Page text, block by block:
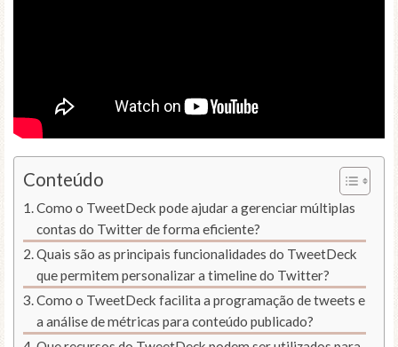
Conteúdo
Como o TweetDeck pode ajudar a gerenciar múltiplas
contas do Twitter de forma eficiente?
Quais são as principais funcionalidades do TweetDeck
que permitem personalizar a timeline do Twitter?
Como o TweetDeck facilita a programação de tweets e
a análise de métricas para conteúdo publicado?